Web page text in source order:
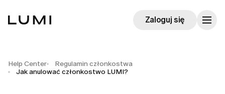
Zaloguj się
Help Center
Regulamin członkostwa
Jak anulować członkostwo LUMI?